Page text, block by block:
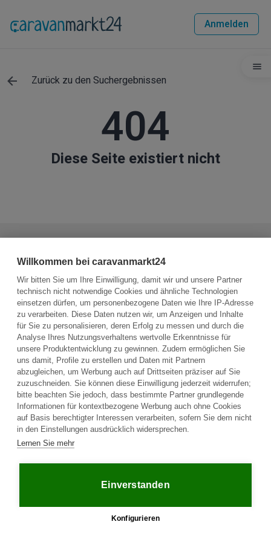
Anmelden
Zurück zu den Suchergebnissen
404
Diese Seite existiert nicht
Sie haben die Möglichkeit, dem Verkäufer eine Nachricht zu
senden.
Frage an den Fahrzeughalter stellen
Plattform
Startseite
Häufige Fragen
Über uns
Kontakt
Ratgeber
Jobs
Partner
AGB
Willkommen bei caravanmarkt24
Wir bitten Sie um Ihre Einwilligung, damit wir und unsere Partner
technisch nicht notwendige Cookies und ähnliche Technologien
einsetzen dürfen, um personenbezogene Daten wie Ihre IP-Adresse
zu verarbeiten. Diese Daten nutzen wir, um Anzeigen und Inhalte
für Sie zu personalisieren, deren Erfolg zu messen und durch die
Analyse Ihres Nutzungsverhaltens wertvolle Erkenntnisse für
unsere Produktentwicklung zu gewinnen. Zudem ermöglichen Sie
uns damit, Profile zu erstellen und Daten mit Partnern
abzugleichen, um Werbung auch auf Drittseiten präziser auf Sie
zuzuschneiden. Sie können diese Einwilligung jederzeit widerrufen;
bitte beachten Sie jedoch, dass bestimmte Partner grundlegende
Informationen für kontextbezogene Werbung auch ohne Cookies
auf Basis berechtigter Interessen verarbeiten, sofern Sie dem nicht
in den Einstellungen ausdrücklich widersprechen.
Lernen Sie mehr
Einverstanden
Konfigurieren